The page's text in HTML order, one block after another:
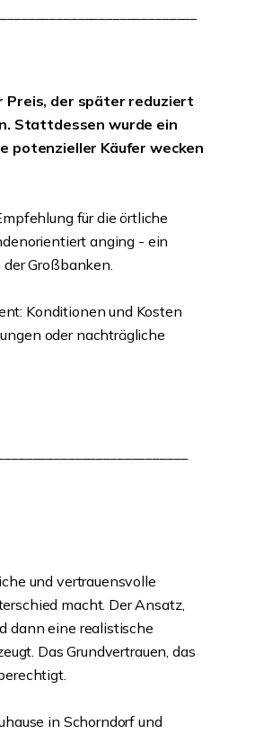
Preis, der später reduziert
Stattdessen wurde ein
potenzieller Käufer wecken
für die örtliche
anging - ein
Großbanken.
Konditionen und Kosten
oder nachträgliche
und vertrauensvolle
macht. Der Ansatz,
dann eine realistische
Das Grundvertrauen, das
in Schorndorf und